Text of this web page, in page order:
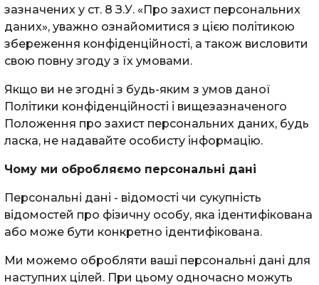
зазначених у ст. 8 З.У. «Про захист персональних
даних», уважно ознайомитися з цією політикою
збереження конфіденційності, а також висловити
свою повну згоду з їх умовами.
Якщо ви не згодні з будь-яким з умов даної
Політики конфіденційності і вищезазначеного
Положення про захист персональних даних, будь
ласка, не надавайте особисту інформацію.
Чому ми обробляємо персональні дані
Персональні дані - відомості чи сукупність
відомостей про фізичну особу, яка ідентифікована
або може бути конкретно ідентифікована.
Ми можемо обробляти ваші персональні дані для
наступних цілей. При цьому одночасно можуть